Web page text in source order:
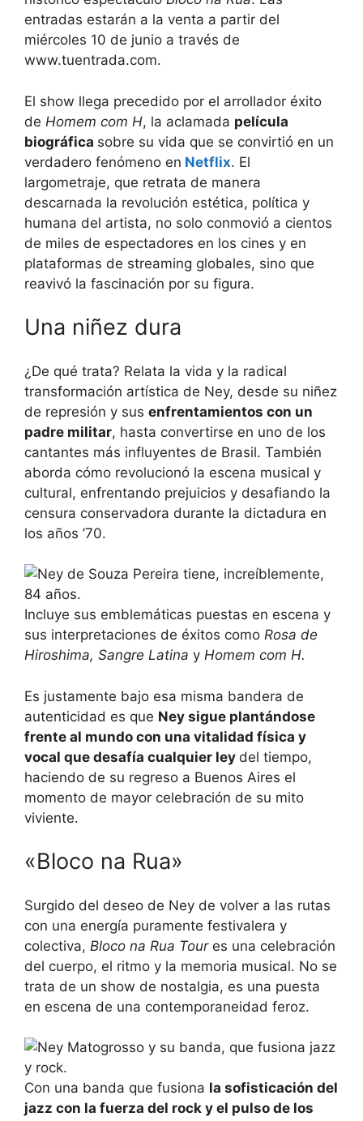
entradas estarán a la venta a partir del
miércoles 10 de junio a través de
www.tuentrada.com.
El show llega precedido por el arrollador éxito
de Homem com H, la aclamada película
biográfica sobre su vida que se convirtió en un
verdadero fenómeno en Netflix. El
largometraje, que retrata de manera
descarnada la revolución estética, política y
humana del artista, no solo conmovió a cientos
de miles de espectadores en los cines y en
plataformas de streaming globales, sino que
reavivó la fascinación por su figura.
Una niñez dura
¿De qué trata? Relata la vida y la radical
transformación artística de Ney, desde su niñez
de represión y sus enfrentamientos con un
padre militar, hasta convertirse en uno de los
cantantes más influyentes de Brasil. También
aborda cómo revolucionó la escena musical y
cultural, enfrentando prejuicios y desafiando la
censura conservadora durante la dictadura en
los años ’70.
Incluye sus emblemáticas puestas en escena y
sus interpretaciones de éxitos como Rosa de
Hiroshima, Sangre Latina y Homem com H.
Es justamente bajo esa misma bandera de
autenticidad es que Ney sigue plantándose
frente al mundo con una vitalidad física y
vocal que desafía cualquier ley del tiempo,
haciendo de su regreso a Buenos Aires el
momento de mayor celebración de su mito
viviente.
«Bloco na Rua»
Surgido del deseo de Ney de volver a las rutas
con una energía puramente festivalera y
colectiva, Bloco na Rua Tour es una celebración
del cuerpo, el ritmo y la memoria musical. No se
trata de un show de nostalgia, es una puesta
en escena de una contemporaneidad feroz.
Con una banda que fusiona la sofisticación del
jazz con la fuerza del rock y el pulso de los